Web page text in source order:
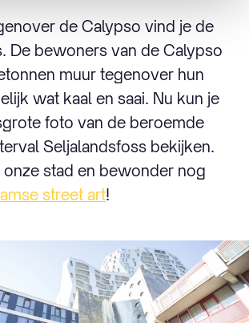
de Calypso vind je de
De bewoners van de Calypso
muur tegenover hun
wat kaal en saai. Nu kun je
foto van de beroemde
Seljalandsfoss bekijken.
stad en bewonder nog
street art!